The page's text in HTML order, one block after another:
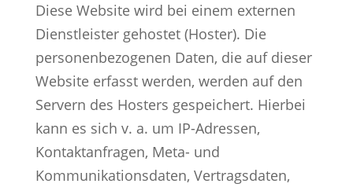
Diese Website wird bei einem externen
Dienstleister gehostet (Hoster). Die
personenbezogenen Daten, die auf dieser
Website erfasst werden, werden auf den
Servern des Hosters gespeichert. Hierbei
kann es sich v. a. um IP-Adressen,
Kontaktanfragen, Meta- und
Kommunikationsdaten, Vertragsdaten,